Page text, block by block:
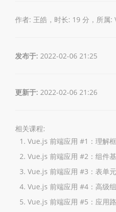
作者: 王皓，时长: 19 分，所属:
发布于: 2022-02-06 21:25
更新于: 2022-02-06 21:26
相关课程:
Vue.js 前端应用 #1：理解
Vue.js 前端应用 #2：组件
Vue.js 前端应用 #3：表单
Vue.js 前端应用 #4：高级
Vue.js 前端应用 #5：应用